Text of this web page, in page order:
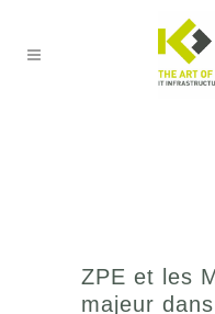
ZPE et les
majeur